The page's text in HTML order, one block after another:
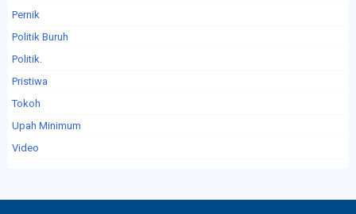
Pernik
Politik Buruh
Politik.
Pristiwa
Tokoh
Upah Minimum
Video